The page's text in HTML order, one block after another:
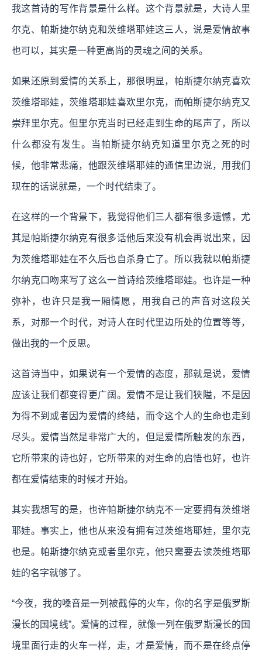
我这首诗的写作背景是什么样。这个背景就是，大诗人里
尔克、帕斯捷尔纳克和茨维塔耶娃这三人，说是爱情故事
也可以，其实是一种更高尚的灵魂之间的关系。
如果还原到爱情的关系上，那很明显，帕斯捷尔纳克喜欢
茨维塔耶娃，茨维塔耶娃喜欢里尔克，而帕斯捷尔纳克又
崇拜里尔克。但里尔克当时已经走到生命的尾声了，所以
什么都没有发生。当帕斯捷尔纳克知道里尔克之死的时
候，他非常悲痛，他跟茨维塔耶娃的通信里边说，用我们
现在的话说就是，一个时代结束了。
在这样的一个背景下，我觉得他们三人都有很多遗憾，尤
其是帕斯捷尔纳克有很多话他后来没有机会再说出来，因
为茨维塔耶娃在不久后也自杀身亡了。所以我就以帕斯捷
尔纳克口吻来写了这么一首诗给茨维塔耶娃。也许是一种
弥补，也许只是我一厢情愿，用我自己的声音对这段关
系，对那一个时代，对诗人在时代里边所处的位置等等，
做出我的一个反思。
这首诗当中，如果说有一个爱情的态度，那就是说，爱情
应该让我们都变得更广阔。爱情不是让我们狭隘，不是因
为得不到或者因为爱情的终结，而令这个人的生命也走到
尽头。爱情当然是非常广大的，但是爱情所触发的东西，
它所带来的诗也好，它所带来的对生命的启悟也好，也许
都在爱情结束的时候才开始。
其实我想写的是，也许帕斯捷尔纳克不一定要拥有茨维塔
耶娃。事实上，他也从来没有拥有过茨维塔耶娃，里尔克
也是。帕斯捷尔纳克或者里尔克，他只需要去读茨维塔耶
娃的名字就够了。
“今夜，我的嗓音是一列被截停的火车，你的名字是俄罗斯
漫长的国境线”。爱情的过程，就像一列在俄罗斯漫长的国
境里面行走的火车一样，走，才是爱情，而不是在终点停